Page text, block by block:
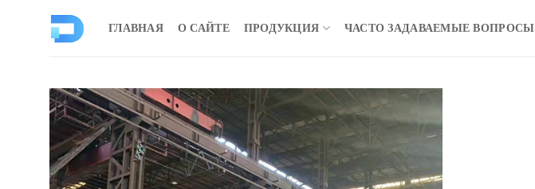
содержанию
ГЛАВНАЯ О САЙТЕ ПРОДУКЦИЯ ЧАСТО ЗАДАВАЕМЫЕ ВОПРОСЫ